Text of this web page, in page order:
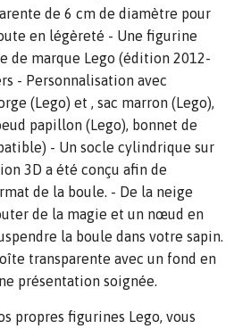
de 6 cm de diamètre pour
en légèreté - Une figurine
de marque Lego (édition 2012-
- Personnalisation avec
(Lego) et , sac marron (Lego),
papillon (Lego), bonnet de
- Un socle cylindrique sur
3D a été conçu afin de
de la boule. - De la neige
de la magie et un nœud en
la boule dans votre sapin.
transparente avec un fond en
présentation soignée.
propres figurines Lego, vous